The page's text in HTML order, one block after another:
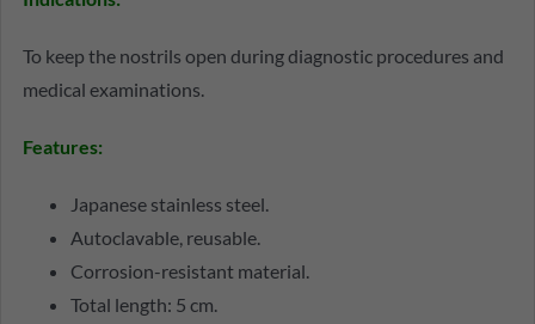
To keep the nostrils open during diagnostic procedures and
medical examinations.
Features:
Japanese stainless steel.
Autoclavable, reusable.
Corrosion-resistant material.
Total length: 5 cm.